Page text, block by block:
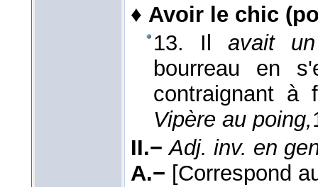
♦ Avoir le chic
13. Il avait
bourreau en
contraignant
Vipère au poing,
II.− Adj. inv. en
A.− [Correspond